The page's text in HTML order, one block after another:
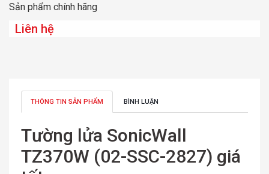
Sản phẩm chính hãng
Liên hệ
THÔNG TIN SẢN PHẨM BÌNH LUẬN
Tường lửa SonicWall
TZ370W (02-SSC-2827) giá